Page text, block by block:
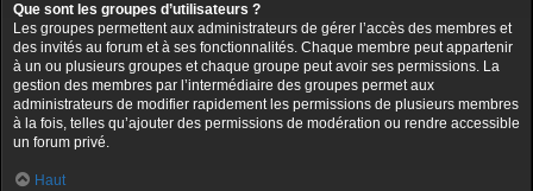
Que sont les groupes d’utilisateurs ?
Les groupes permettent aux administrateurs de gérer l’accès des membres et
des invités au forum et à ses fonctionnalités. Chaque membre peut appartenir
à un ou plusieurs groupes et chaque groupe peut avoir ses permissions. La
gestion des membres par l’intermédiaire des groupes permet aux
administrateurs de modifier rapidement les permissions de plusieurs membres
à la fois, telles qu’ajouter des permissions de modération ou rendre accessible
un forum privé.
Haut